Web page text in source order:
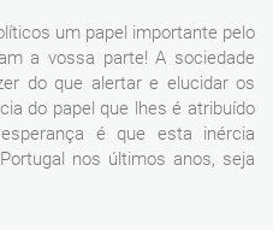
um papel importante pelo
a vossa parte! A sociedade
do que alertar e elucidar os
do papel que lhes é atribuído
é que esta inércia
nos últimos anos, seja